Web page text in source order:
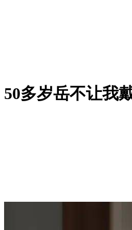
50多岁岳不让我